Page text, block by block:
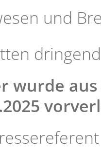
und
wurde